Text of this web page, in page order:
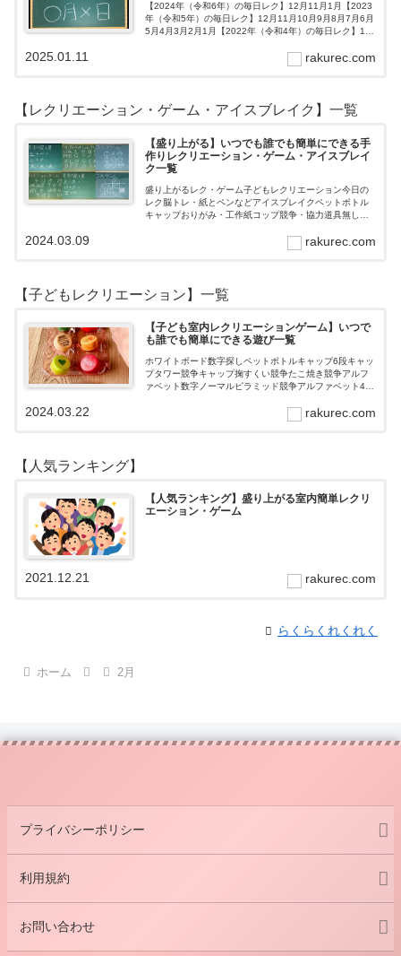
【2024年（令和6年）の毎日レク】12月11月1月【2023
年（令和5年）の毎日レク】12月11月10月9月8月7月6月
5月4月3月2月1月【2022年（令和4年）の毎日レク】12
rakurec.com
2025.01.11
【レクリエーション・ゲーム・アイスブレイク】一覧
【盛り上がる】いつでも誰でも簡単にできる手
作りレクリエーション・ゲーム・アイスブレイ
ク一覧
盛り上がるレク・ゲーム子どもレクリエーション今日の
レク脳トレ・紙とペンなどアイスブレイクペットボトル
キャップおりがみ・工作紙コップ競争・協力道具無し・
ロおはじき体操スライム脳トレ無料素材Yo…rakurec.com
2024.03.09
【子どもレクリエーション】一覧
【子ども室内レクリエーションゲーム】いつで
も誰でも簡単にできる遊び一覧
ホワイトボード数字探しペットボトルキャップ6段キャッ
プタワー競争キャップ掬すくい競争たこ焼き競争アルフ
ァベット数字ノーマルピラミッド競争アルファベット4段
rakurec.com
2024.03.22
【人気ランキング】
【人気ランキング】盛り上がる室内簡単レクリ
エーション・ゲーム
rakurec.com
2021.12.21
らくらくれくれく
ホーム 2月
プライバシーポリシー
利用規約
お問い合わせ